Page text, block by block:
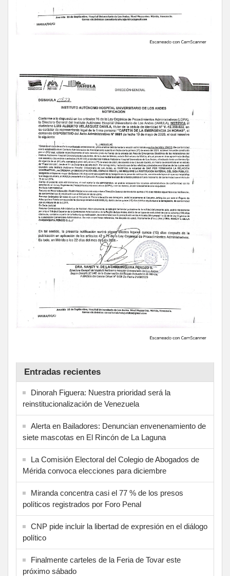
Entradas recientes
Dinorah Figuera: Nuestra prioridad será la
reinstitucionalización de Venezuela
Alerta en Bailadores: Denuncian envenenamiento de
siete mascotas en El Rincón de La Laguna
La Comisión Electoral del Colegio de Abogados de
Mérida convoca elecciones para diciembre
Miranda concentra casi el 77 % de los presos
políticos registrados por Foro Penal
CNP pide incluir la libertad de expresión en el diálogo
político
Finalmente carteles de la Feria de Tovar este
próximo sábado